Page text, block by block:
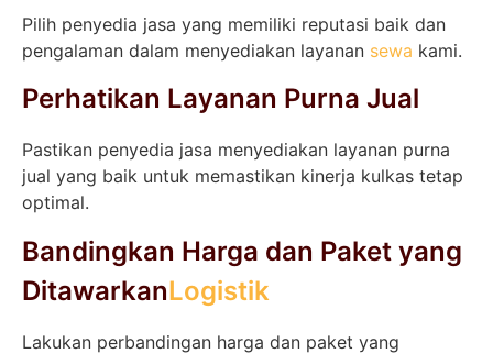
Pilih penyedia jasa yang memiliki reputasi baik dan
pengalaman dalam menyediakan layanan sewa kami.
Perhatikan Layanan Purna Jual
Pastikan penyedia jasa menyediakan layanan purna
jual yang baik untuk memastikan kinerja kulkas tetap
optimal.
Bandingkan Harga dan Paket yang
DitawarkanLogistik
Lakukan perbandingan harga dan paket yang